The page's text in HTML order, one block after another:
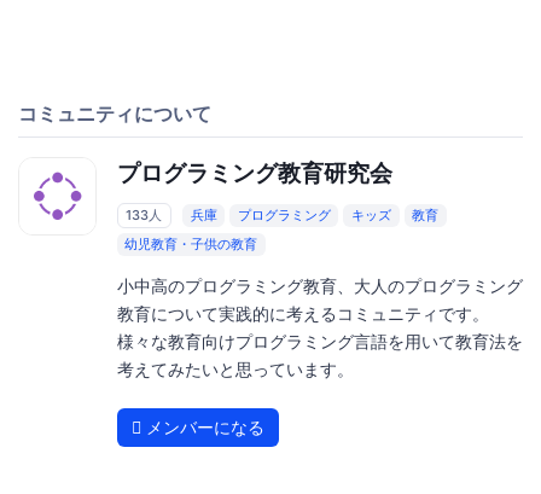
コミュニティについて
プログラミング教育研究会
133人 兵庫 プログラミング キッズ
教育
幼児教育・子供の教育
小中高のプログラミング教育、大人のプログラミング
教育について実践的に考えるコミュニティです。
様々な教育向けプログラミング言語を用いて教育法を
考えてみたいと思っています。
メンバーになる